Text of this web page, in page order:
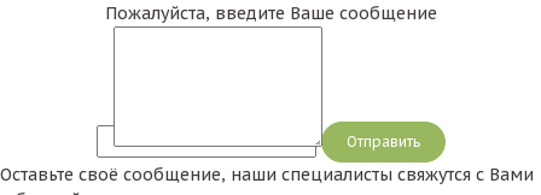
Пожалуйста, введите Ваше сообщение
Сообщение
Оставьте своё сообщение, наши специалисты свяжутся с Вами